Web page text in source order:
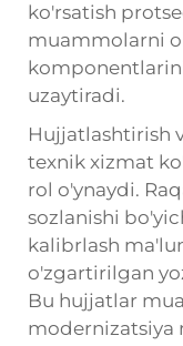
ko'rsatish
muammolarni
uzaytiradi.
Hujjatlashtirish
texnik xizmat
rol o'ynaydi.
sozlanishi
kalibrlash
o'zgartirilgan
Bu hujjatlar
modernizatsiya